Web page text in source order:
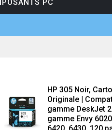
PC
HP 305 Noir,
Originale |
gamme DeskJet
gamme Envy
6420, 6430, 120